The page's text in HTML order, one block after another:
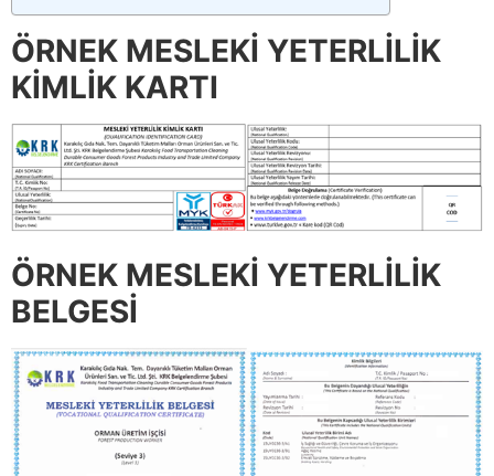
ÖRNEK MESLEKİ YETERLİLİK
KİMLİK KARTI
ÖRNEK MESLEKİ YETERLİLİK
BELGESİ